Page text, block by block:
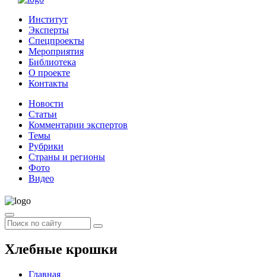
Институт
Эксперты
Спецпроекты
Мероприятия
Библиотека
О проекте
Контакты
Новости
Статьи
Комментарии экспертов
Темы
Рубрики
Страны и регионы
Фото
Видео
Хлебные крошки
Главная